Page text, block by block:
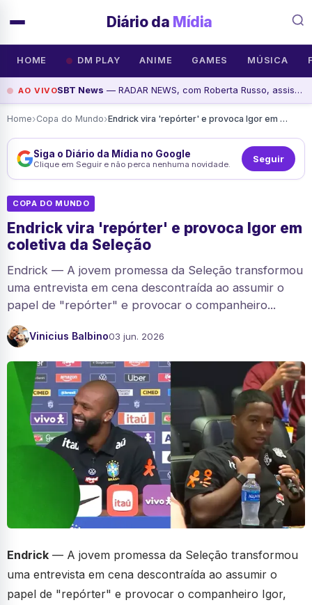
Diário da Mídia
HOME DM PLAY ANIME GAMES MÚSICA
AO VIVOSBT News — RADAR NEWS, com Roberta Russo, assista agora
Home›Copa do Mundo› Endrick vira 'repórter' e provoca Igor em coletiva da Seleção
Siga o Diário da Mídia no Google
Clique em Seguir e não perca nenhuma novidade. Seguir
COPA DO MUNDO
Endrick vira 'repórter' e provoca Igor em
coletiva da Seleção
Endrick — A jovem promessa da Seleção transformou
uma entrevista em cena descontraída ao assumir o
papel de "repórter" e provocar o companheiro...
Vinicius Balbino03 jun. 2026
Endrick — A jovem promessa da Seleção transformou
uma entrevista em cena descontraída ao assumir o
papel de "repórter" e provocar o companheiro Igor,